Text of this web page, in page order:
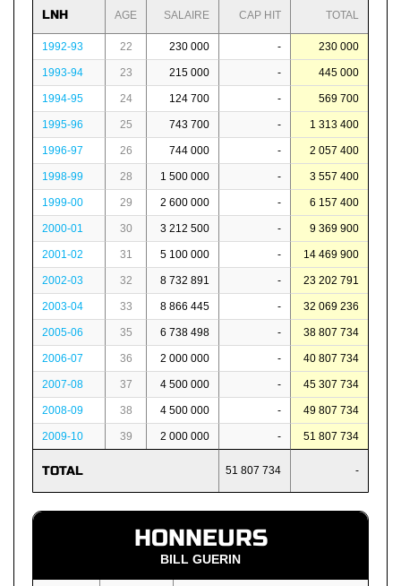
LNH AGE SALAIRE CAP HIT TOTAL
1992-93 22 230 000 - 230 000
1993-94 23 215 000 - 445 000
1994-95 24 124 700 - 569 700
1995-96 25 743 700 - 1 313 400
1996-97 26 744 000 - 2 057 400
1998-99 28 1 500 000 - 3 557 400
1999-00 29 2 600 000 - 6 157 400
2000-01 30 3 212 500 - 9 369 900
2001-02 31 5 100 000 - 14 469 900
2002-03 32 8 732 891 - 23 202 791
2003-04 33 8 866 445 - 32 069 236
2005-06 35 6 738 498 - 38 807 734
2006-07 36 2 000 000 - 40 807 734
2007-08 37 4 500 000 - 45 307 734
2008-09 38 4 500 000 - 49 807 734
2009-10 39 2 000 000 - 51 807 734
TOTAL 51 807 734 -
HONNEURS
BILL GUERIN